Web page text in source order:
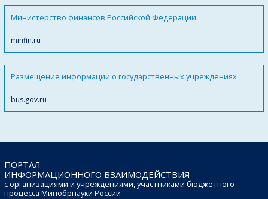
Министерство финансов Российской Федерации
minfin.ru
Размещение информации о государственных учреждениях
bus.gov.ru
ПОРТАЛ
ИНФОРМАЦИОННОГО ВЗАИМОДЕЙСТВИЯ
с организациями и учреждениями, участниками бюджетного
процесса Минобрнауки России